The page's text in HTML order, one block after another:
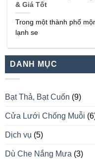
& Giá Tốt
Trong một thành phố
lạnh se
DANH MỤC
Bạt Thả, Bạt Cuốn (9)
Cửa Lưới Chống Muỗi
Dịch vụ (5)
Dù Che Nắng Mưa (3)